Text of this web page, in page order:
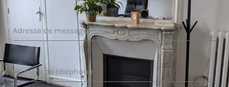
Adresse de messagerie*
Numéro de téléphone